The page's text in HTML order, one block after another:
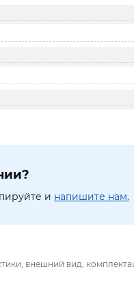
и напишите нам.
внешний вид,